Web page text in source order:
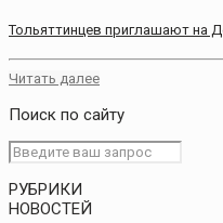
Тольяттинцев приглашают на
Читать далее
Поиск по сайту
РУБРИКИ
НОВОСТЕЙ